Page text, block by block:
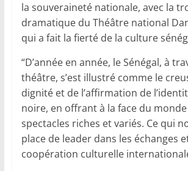
la souveraineté nationale, avec la
dramatique du Théâtre national
qui a fait la fierté de la culture
“D’année en année, le Sénégal, à
théâtre, s’est illustré comme le
dignité et de l’affirmation de
noire, en offrant à la face du
spectacles riches et variés. Ce qui
place de leader dans les échanges
coopération culturelle